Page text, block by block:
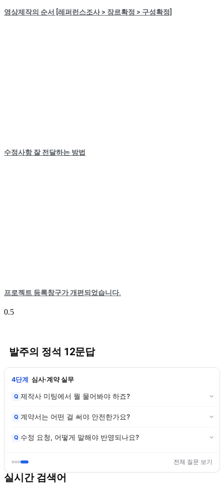
영상제작의 순서 [레퍼런스조사 > 장르확정 > 구성확정]
수정사항 잘 전달하는 방법
프로젝트 등록창구가 개편되었습니다.
발주의 정석 12문답
4단계 심사·계약 실무
Q 제작사 미팅에서 뭘 물어봐야 하죠?
Q 계약서는 어떤 걸 써야 안전한가요?
Q 수정 요청, 어떻게 말해야 반영되나요?
전체 질문 보기
실시간 검색어